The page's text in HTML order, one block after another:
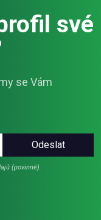
své
se Vám
Odeslat
(povinné).